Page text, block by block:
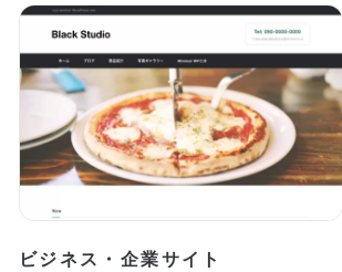
ビジネス・企業サイト